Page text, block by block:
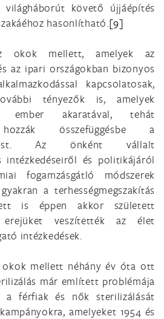
követő újjáépítés
hasonlítható.[9]
okok mellett, amelyek az
az ipari országokban bizonyos
kapcsolatosak,
tényezők is, amelyek
ember akaratával, tehát
hozzák összefüggésbe a
Az önként vállalt
intézkedéseiről és politikájáról
fogamzásgátló módszerek
a terhességmegszakítás
is éppen akkor született
veszítették az élet
intézkedések.
mellett néhány év óta ott
már említett problémája
a férfiak és nők sterilizálását
amelyeket 1954 és